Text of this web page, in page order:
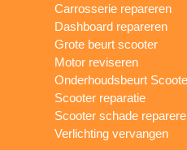
Carrosserie repareren
Dashboard repareren
Grote beurt scooter
Motor reviseren
Onderhoudsbeurt
Scooter reparatie
Scooter schade
Verlichting vervangen